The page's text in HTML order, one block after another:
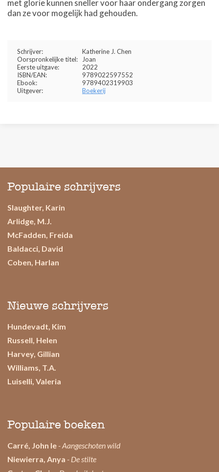
met glorie kunnen sneller voor haar ondergang zorgen
dan ze voor mogelijk had gehouden.
Schrijver:
Katherine J. Chen
Oorspronkelijke titel:
Joan
Eerste uitgave:
2022
ISBN/EAN:
9789022597552
Ebook:
9789402319903
Uitgever:
Boekerij
Populaire schrijvers
Slaughter, Karin
Arlidge, M.J.
McFadden, Freida
Baldacci, David
Coben, Harlan
Nieuwe schrijvers
Hundevadt, Kim
Russell, Helen
Harvey, Gillian
Williams, T.A.
Luiselli, Valeria
Populaire boeken
Carré, John le - Aangeschoten wild
Niewierra, Anya - De stilte